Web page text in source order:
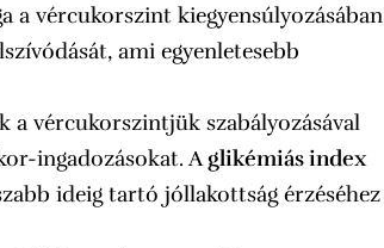
a vércukorszint kiegyensúlyozásában
ami egyenletesebb
a vércukorszintjük szabályozásával
ingadozásokat. Aglikémiás index
ideig tartó jóllakottság érzéséhez